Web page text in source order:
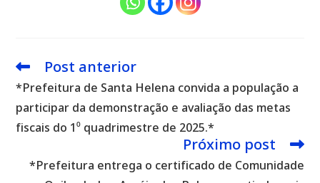
Leia
artigos
Post anterior
*Prefeitura de Santa Helena convida a população a
participar da demonstração e avaliação das metas
fiscais do 1⁰ quadrimestre de 2025.*
Próximo post
*Prefeitura entrega o certificado de Comunidade